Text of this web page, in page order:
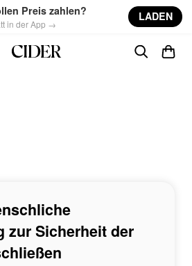
Preis zahlen?
in der App →
LADEN
zur Sicherheit der